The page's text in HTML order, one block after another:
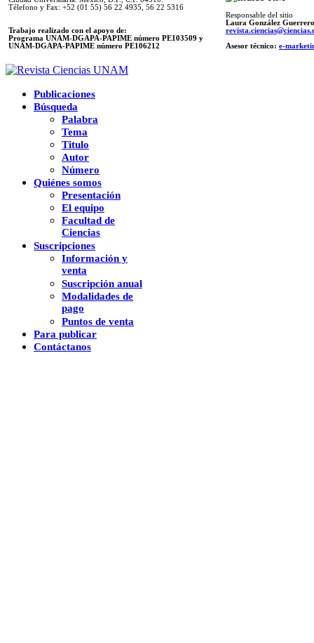
Télefono y Fax: +52 (01 55) 56 22 4935, 56 22 5316
Trabajo realizado con el apoyo de:
Programa UNAM-DGAPA-PAPIME número PE103509 y
UNAM-DGAPA-PAPIME número PE106212
Responsable del sitio
Laura González Guerrero
Asesor técnico: e-
Publicaciones
Búsqueda
Palabra
Tema
Titulo
Autor
Número
Quiénes somos
Presentación
El equipo
Facultad de
Ciencias
Suscripciones
Información y
venta
Suscripción anual
Modalidades de
pago
Puntos de venta
Para publicar
Contáctanos